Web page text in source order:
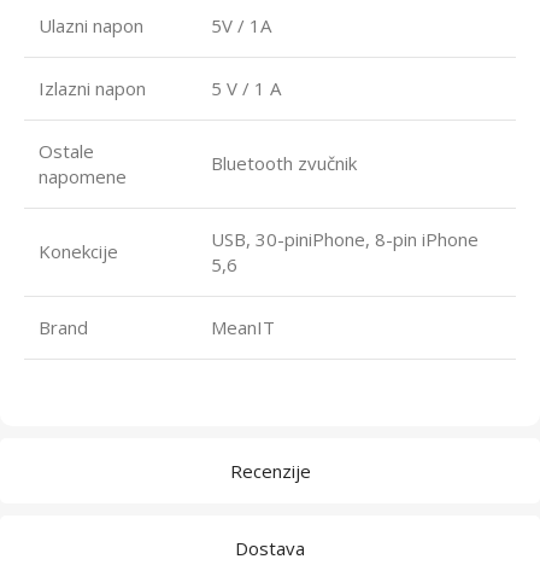
Recenzije
Dostava
Ulazni napon 5V / 1A
Izlazni napon 5 V / 1 A
Ostale
napomene
Bluetooth zvučnik
Konekcije
USB, 30-piniPhone, 8-pin iPhone
5,6
Brand MeanIT